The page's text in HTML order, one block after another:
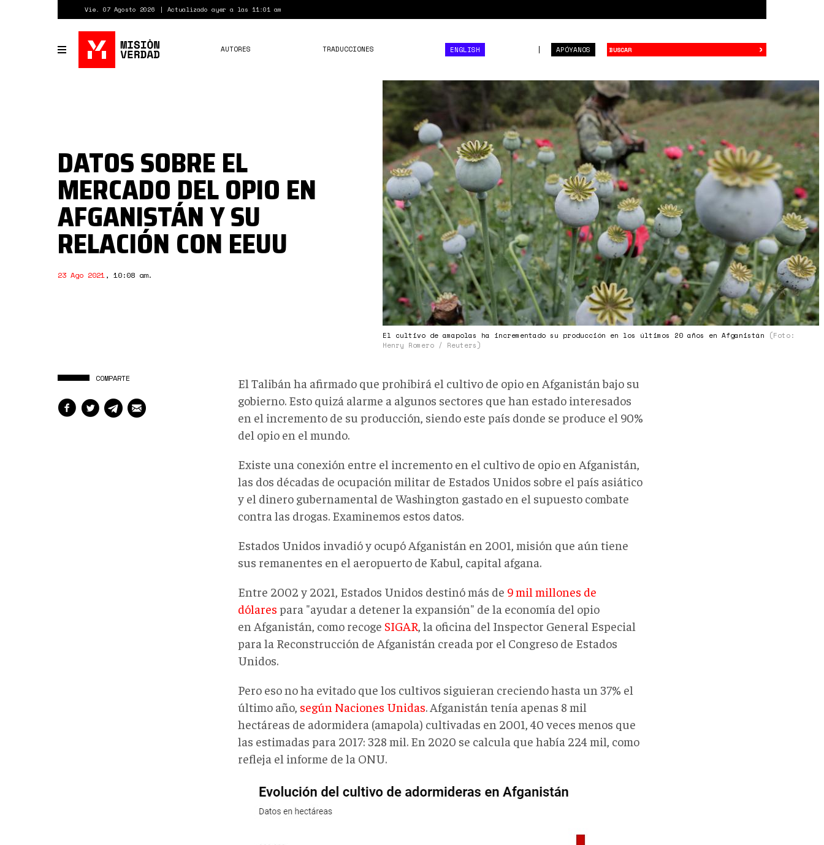
Vie. 07 Agosto 2026 Actualizado ayer a las 11:01 am
Toggle
navigation
APÓYANOS
AUTORES TRADUCCIONES ENGLISH ›
amapola
eeuu.jpg
El cultivo de amapolas ha incrementado su producción en los últimos 20 años en Afganistán
(Foto:
Henry Romero / Reuters)
DATOS SOBRE EL
MERCADO DEL OPIO EN
AFGANISTÁN Y SU
RELACIÓN CON EEUU
23 Ago 2021, 10:08 am.
COMPARTE
El Talibán ha afirmado que prohibirá el cultivo de opio en Afganistán bajo su
gobierno. Esto quizá alarme a algunos sectores que han estado interesados
en el incremento de su producción, siendo este país donde se produce el 90%
del opio en el mundo.
Existe una conexión entre el incremento en el cultivo de opio en Afganistán,
las dos décadas de ocupación militar de Estados Unidos sobre el país asiático
y el dinero gubernamental de Washington gastado en el supuesto combate
contra las drogas. Examinemos estos datos.
Estados Unidos invadió y ocupó Afganistán en 2001, misión que aún tiene
sus remanentes en el aeropuerto de Kabul, capital afgana.
Entre 2002 y 2021, Estados Unidos destinó más de 9 mil millones de
dólares para "ayudar a detener la expansión" de la economía del opio
en Afganistán, como recoge SIGAR, la oficina del Inspector General Especial
para la Reconstrucción de Afganistán creada por el Congreso de Estados
Unidos.
Pero eso no ha evitado que los cultivos siguieran creciendo hasta un 37% el
último año, según Naciones Unidas. Afganistán tenía apenas 8 mil
hectáreas de adormidera (amapola) cultivadas en 2001, 40 veces menos que
las estimadas para 2017: 328 mil. En 2020 se calcula que había 224 mil, como
refleja el informe de la ONU.
cultivo
amapola.jpg